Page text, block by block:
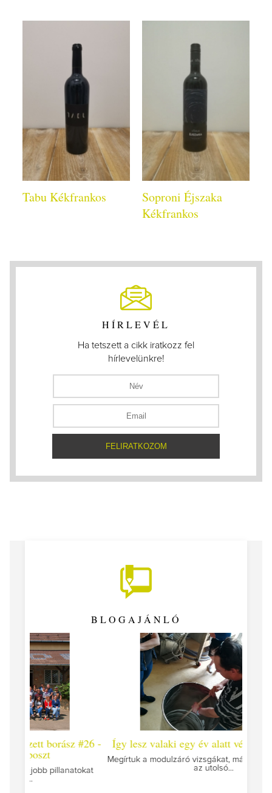
Tabu Kékfrankos
Soproni Éjszaka
Kékfrankos
HÍRLEVÉL
Ha tetszett a cikk iratkozz fel
hírlevelünkre!
BLOGAJÁNLÓ
Így lesz valaki egy év alatt végzett borász #25
Megírtuk a modulzáró vizsgákat, már lázasan készülünk